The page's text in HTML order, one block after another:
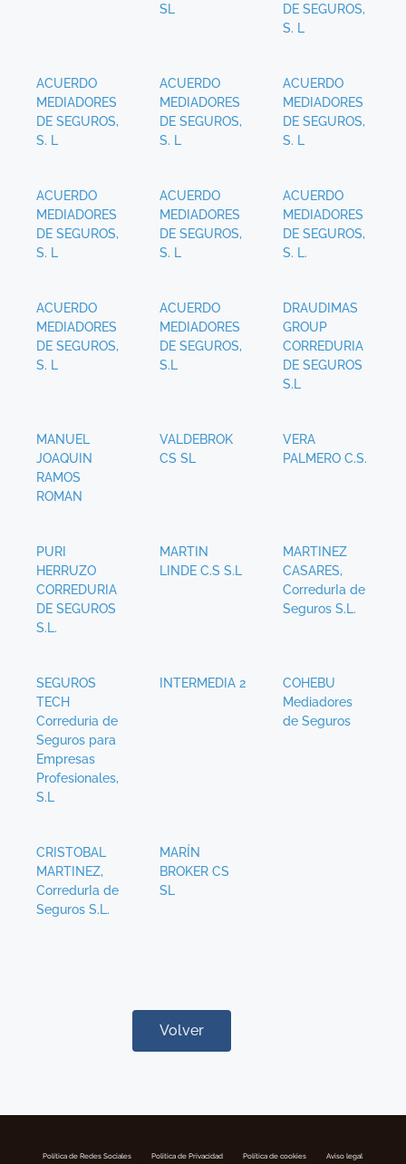
SL
DE SEGUROS,
S. L
ACUERDO
MEDIADORES
DE SEGUROS,
S. L
ACUERDO
MEDIADORES
DE SEGUROS,
S. L
ACUERDO
MEDIADORES
DE SEGUROS,
S. L
ACUERDO
MEDIADORES
DE SEGUROS,
S. L
ACUERDO
MEDIADORES
DE SEGUROS,
S. L
ACUERDO
MEDIADORES
DE SEGUROS,
S. L.
ACUERDO
MEDIADORES
DE SEGUROS,
S. L
ACUERDO
MEDIADORES
DE SEGUROS,
S.L
DRAUDIMAS
GROUP
CORREDURIA
DE SEGUROS
S.L
MANUEL
JOAQUIN
RAMOS
ROMAN
VALDEBROK
CS SL
VERA
PALMERO C.S.
PURI
HERRUZO
CORREDURIA
DE SEGUROS
S.L.
MARTIN
LINDE C.S S.L
MARTINEZ
CASARES,
CorredurIa de
Seguros S.L.
SEGUROS
TECH
Correduria de
Seguros para
Empresas
Profesionales,
S.L
INTERMEDIA 2
COHEBU
Mediadores
de Seguros
CRISTOBAL
MARTINEZ,
CorredurIa de
Seguros S.L.
MARÍN
BROKER CS
SL
Volver
Política de Redes Sociales Politica de Privacidad Política de cookies Aviso legal